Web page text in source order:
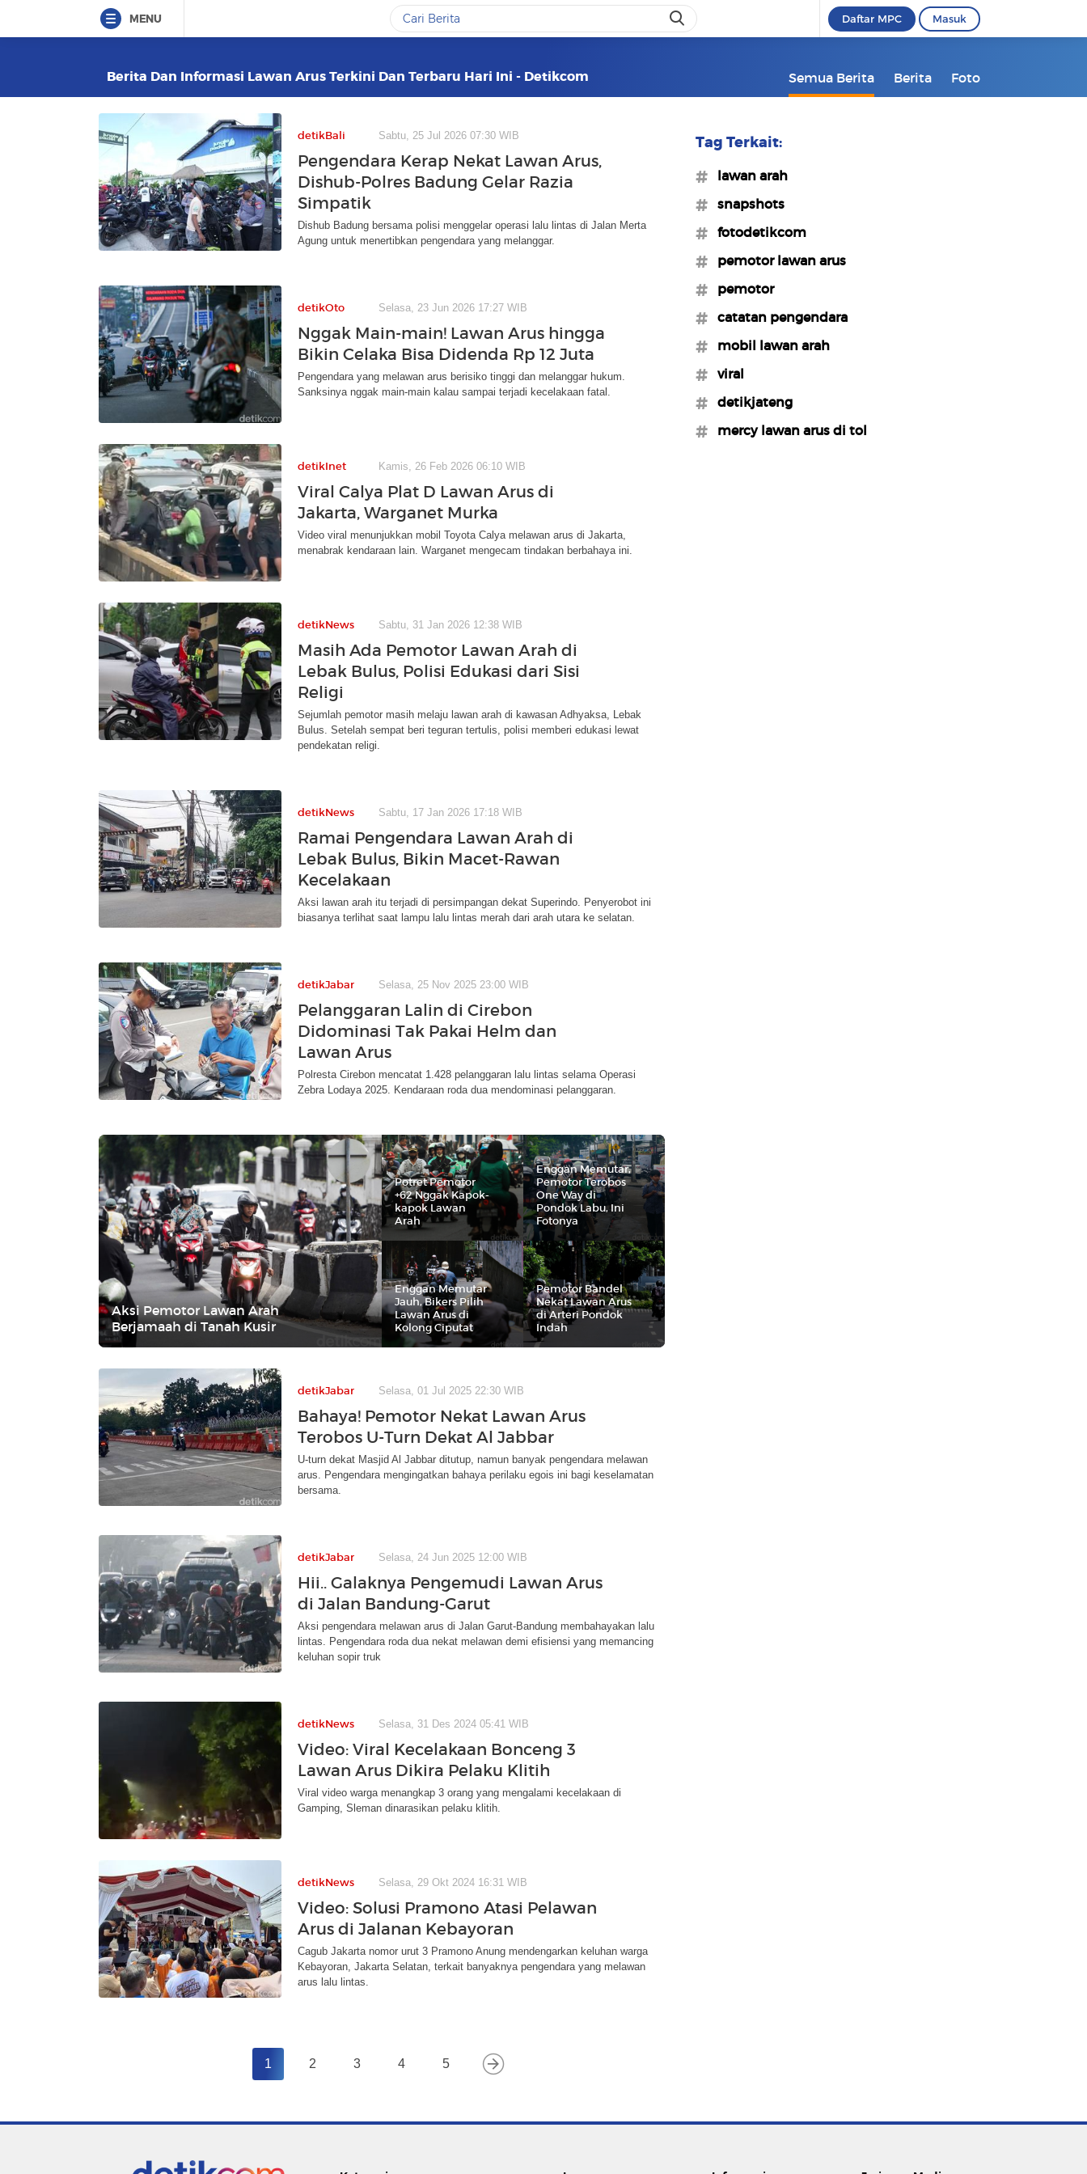
MENU Daftar MPC Masuk
Berita Dan Informasi Lawan Arus Terkini Dan Terbaru Hari Ini - Detikcom Semua Berita Berita Foto
detikBali Sabtu, 25 Jul 2026 07:30 WIB
Pengendara Kerap Nekat Lawan Arus,
Dishub-Polres Badung Gelar Razia
Simpatik
Dishub Badung bersama polisi menggelar operasi lalu lintas di Jalan Merta
Agung untuk menertibkan pengendara yang melanggar.
detikOto Selasa, 23 Jun 2026 17:27 WIB
Nggak Main-main! Lawan Arus hingga
Bikin Celaka Bisa Didenda Rp 12 Juta
Pengendara yang melawan arus berisiko tinggi dan melanggar hukum.
Sanksinya nggak main-main kalau sampai terjadi kecelakaan fatal.
detikInet Kamis, 26 Feb 2026 06:10 WIB
Viral Calya Plat D Lawan Arus di
Jakarta, Warganet Murka
Video viral menunjukkan mobil Toyota Calya melawan arus di Jakarta,
menabrak kendaraan lain. Warganet mengecam tindakan berbahaya ini.
detikNews Sabtu, 31 Jan 2026 12:38 WIB
Masih Ada Pemotor Lawan Arah di
Lebak Bulus, Polisi Edukasi dari Sisi
Religi
Sejumlah pemotor masih melaju lawan arah di kawasan Adhyaksa, Lebak
Bulus. Setelah sempat beri teguran tertulis, polisi memberi edukasi lewat
pendekatan religi.
detikNews Sabtu, 17 Jan 2026 17:18 WIB
Ramai Pengendara Lawan Arah di
Lebak Bulus, Bikin Macet-Rawan
Kecelakaan
Aksi lawan arah itu terjadi di persimpangan dekat Superindo. Penyerobot ini
biasanya terlihat saat lampu lalu lintas merah dari arah utara ke selatan.
detikJabar Selasa, 25 Nov 2025 23:00 WIB
Pelanggaran Lalin di Cirebon
Didominasi Tak Pakai Helm dan
Lawan Arus
Polresta Cirebon mencatat 1.428 pelanggaran lalu lintas selama Operasi
Zebra Lodaya 2025. Kendaraan roda dua mendominasi pelanggaran.
Aksi Pemotor Lawan Arah
Berjamaah di Tanah Kusir
Potret Pemotor
+62 Nggak Kapok-
kapok Lawan
Arah
Enggan Memutar,
Pemotor Terobos
One Way di
Pondok Labu, Ini
Fotonya
Enggan Memutar
Jauh, Bikers Pilih
Lawan Arus di
Kolong Ciputat
Pemotor Bandel
Nekat Lawan Arus
di Arteri Pondok
Indah
detikJabar Selasa, 01 Jul 2025 22:30 WIB
Bahaya! Pemotor Nekat Lawan Arus
Terobos U-Turn Dekat Al Jabbar
U-turn dekat Masjid Al Jabbar ditutup, namun banyak pengendara melawan
arus. Pengendara mengingatkan bahaya perilaku egois ini bagi keselamatan
bersama.
detikJabar Selasa, 24 Jun 2025 12:00 WIB
Hii.. Galaknya Pengemudi Lawan Arus
di Jalan Bandung-Garut
Aksi pengendara melawan arus di Jalan Garut-Bandung membahayakan lalu
lintas. Pengendara roda dua nekat melawan demi efisiensi yang memancing
keluhan sopir truk
detikNews Selasa, 31 Des 2024 05:41 WIB
Video: Viral Kecelakaan Bonceng 3
Lawan Arus Dikira Pelaku Klitih
Viral video warga menangkap 3 orang yang mengalami kecelakaan di
Gamping, Sleman dinarasikan pelaku klitih.
detikNews Selasa, 29 Okt 2024 16:31 WIB
Video: Solusi Pramono Atasi Pelawan
Arus di Jalanan Kebayoran
Cagub Jakarta nomor urut 3 Pramono Anung mendengarkan keluhan warga
Kebayoran, Jakarta Selatan, terkait banyaknya pengendara yang melawan
arus lalu lintas.
1 2 3 4 5
Tag Terkait:
#lawan arah
#snapshots
#fotodetikcom
#pemotor lawan arus
#pemotor
#catatan pengendara
#mobil lawan arah
#viral
#detikjateng
#mercy lawan arus di tol